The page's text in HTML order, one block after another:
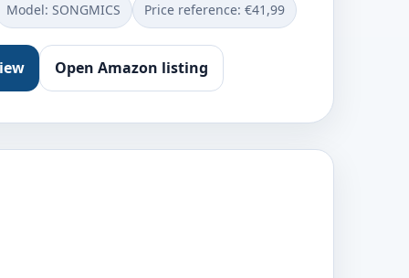
Model: ‎SONGMICS Price reference: €41,99
Open Amazon listing